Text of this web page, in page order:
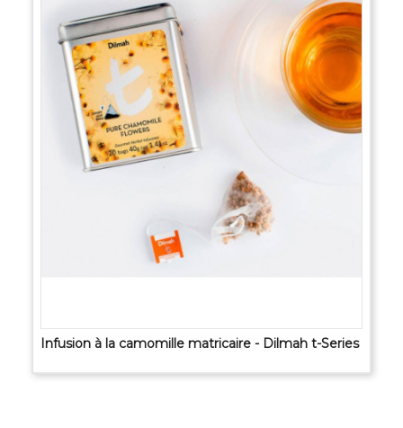
Infusion à la camomille matricaire - Dilmah t-Series